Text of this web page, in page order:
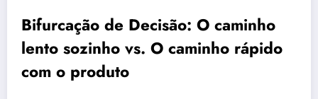
Bifurcação de Decisão: O caminho
lento sozinho vs. O caminho rápido
com o produto